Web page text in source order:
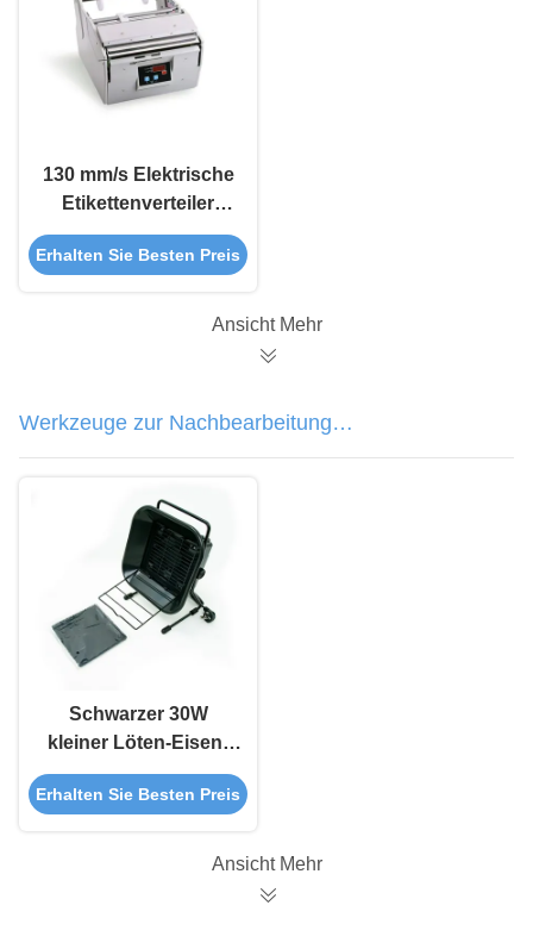
130 mm/s Elektrische
Etikettenverteiler
Manueller Aufkleber
Automatischer
Erhalten Sie Besten Preis
Ansicht Mehr
Werkzeuge zur Nachbearbeitung
von Lötwerkzeugen
Schwarzer 30W
kleiner Löten-Eisen-
Rauchenträger, 493
ESD-Rauchabsorber
Erhalten Sie Besten Preis
Ansicht Mehr